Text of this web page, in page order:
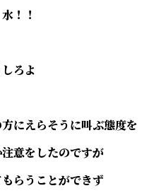
！！
ろよ
にえらそうに叫ぶ態度を
意をしたのですが
らうことができず